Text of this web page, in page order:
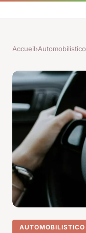
Accueil›Automobilistico
AUTOMOBILISTICO